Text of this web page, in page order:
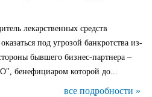
лекарственных средств
под угрозой банкротства из-
бывшего бизнес-партнера –
бенефициаром которой до...
все подробности »